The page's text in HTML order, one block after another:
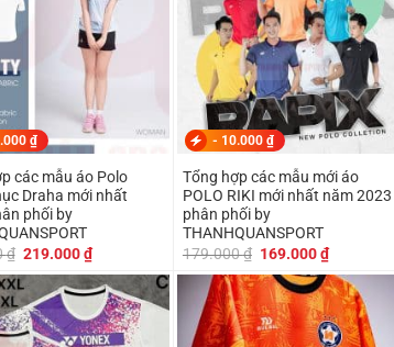
₫
các mẫu áo Polo
Draha mới nhất
phối by
₫ Giá
là:
239.000 ₫.
219.000₫Giá
hiện
tại
là:
219.000 ₫.
- 10.000 ₫
Tổng hợp các mẫu mới áo
POLO RIKI mới nhất năm 2023
phân phối by
THANHQUANSPORT
179.000₫ Giá
là:
179.000 ₫.
169.000₫Giá
hiện
tại
là:
169.000 ₫.